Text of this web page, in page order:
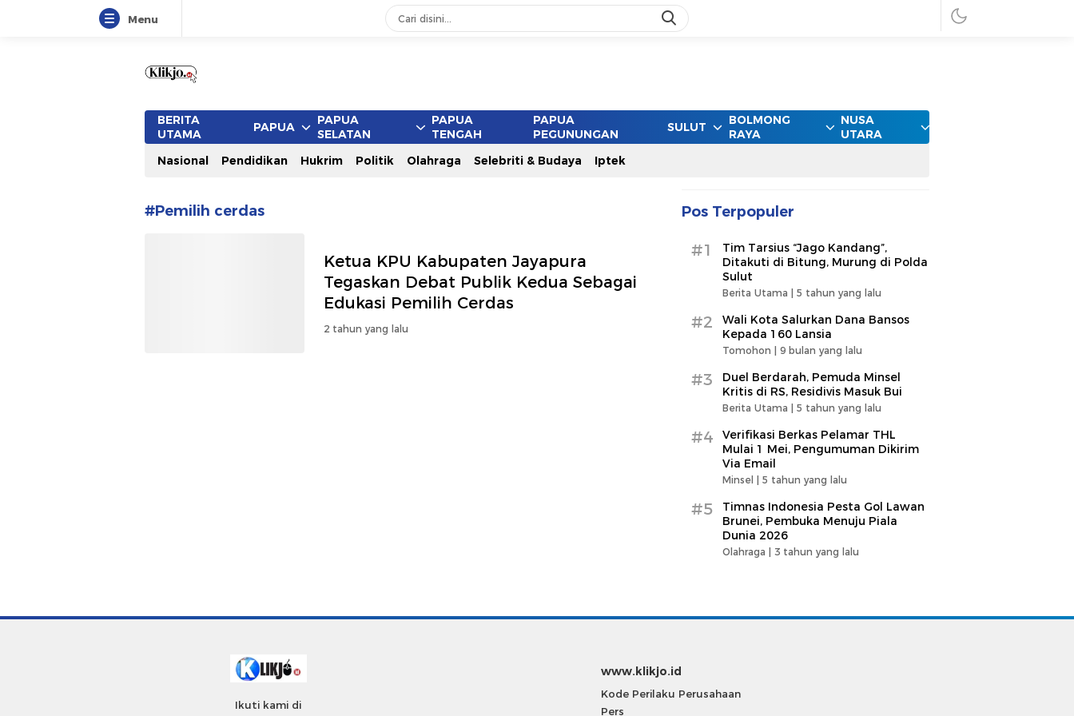
Menu
www.klikjo.id
Terkini, Konstruktif dan Berimbang
BERITA
UTAMA
PAPUA
PAPUA
SELATAN
PAPUA
TENGAH
PAPUA
PEGUNUNGAN
SULUT
BOLMONG
RAYA
NUSA
UTARA
Nasional
Pendidikan Hukrim Politik Olahraga Selebriti & Budaya Iptek
#Pemilih cerdas
Ketua KPU Kabupaten Jayapura
Tegaskan Debat Publik Kedua Sebagai
Edukasi Pemilih Cerdas
2 tahun yang lalu
Pos Terpopuler
#1
Tim Tarsius “Jago Kandang”,
Ditakuti di Bitung, Murung di Polda
Sulut
Berita Utama | 5 tahun yang lalu
#2
Wali Kota Salurkan Dana Bansos
Kepada 160 Lansia
Tomohon | 9 bulan yang lalu
#3
Duel Berdarah, Pemuda Minsel
Kritis di RS, Residivis Masuk Bui
Berita Utama | 5 tahun yang lalu
#4
Verifikasi Berkas Pelamar THL
Mulai 1 Mei, Pengumuman Dikirim
Via Email
Minsel | 5 tahun yang lalu
#5
Timnas Indonesia Pesta Gol Lawan
Brunei, Pembuka Menuju Piala
Dunia 2026
Olahraga | 3 tahun yang lalu
Ikuti kami di
www.klikjo.id
Kode Perilaku Perusahaan
Pers